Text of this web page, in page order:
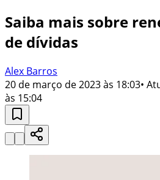
Saiba mais sobre
de dívidas
Alex Barros
20 de março de 2023 às 18:03•
às 15:04